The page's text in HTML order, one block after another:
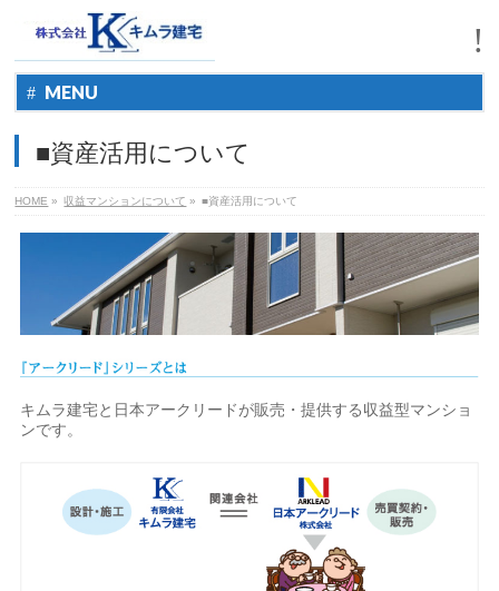
MENU
■資産活用について
HOME » 収益マンションについて » ■資産活用について
キムラ建宅と日本アークリードが販売・提供する収益型マンショ
ンです。